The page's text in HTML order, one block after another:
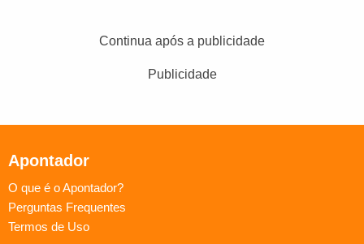
Continua após a publicidade
Publicidade
Apontador
O que é o Apontador?
Perguntas Frequentes
Termos de Uso